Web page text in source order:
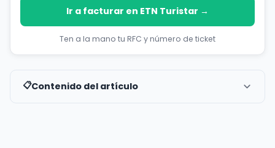
Ir a facturar en ETN Turistar →
Ten a la mano tu RFC y número de ticket
Contenido del artículo